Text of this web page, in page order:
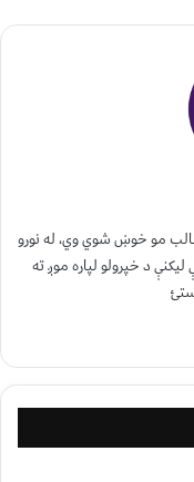
مو خوښ شوي وي، له نورو
د خپرولو لپاره موږ ته